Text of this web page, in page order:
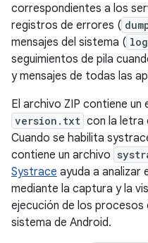
correspondientes a los
registros de errores (
mensajes del sistema (
seguimientos de pila
y mensajes de todas las
El archivo ZIP contiene
version.txt con la letra
Cuando se habilita
contiene un archivo
Systrace ayuda a analizar
mediante la captura y la
ejecución de los
sistema de Android.